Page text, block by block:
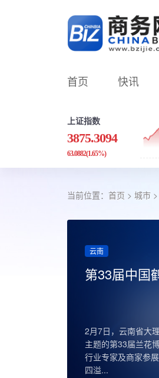
首页 快讯
上证指数
3875.3094
63.0882(1.65%)
当前位置： 首页 > 城市 >
云南
云南法院院
云南省高级人民法
开了全省法院院长
议。此次会议全面
了详细...